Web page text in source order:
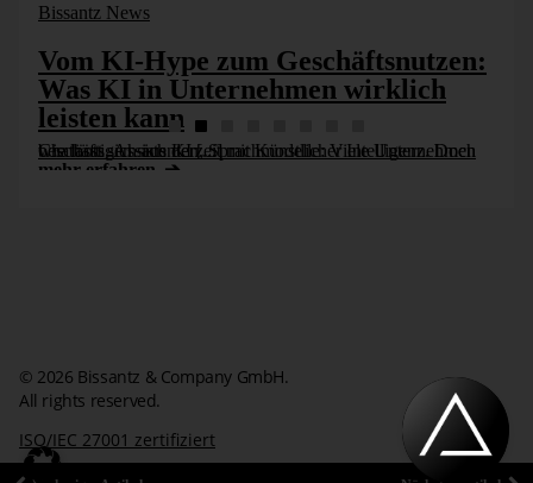
Bissantz News
Vom KI-Hype zum Geschäftsnutzen:
Was KI in Unternehmen wirklich
leisten kann
Chatbots, Assistenten, Sprachmodelle: Viele Unternehmen beschäftigen sich derzeit mit Künstlicher Intelligenz. Doch wie lässt sich aus KI [...]
mehr erfahren
© 2026 Bissantz & Company GmbH.
All rights reserved.
ISO/IEC 27001 zertifiziert
Impressum
Datenschutzerklärung